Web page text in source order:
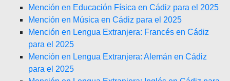
Mención en Educación Física en Cádiz para el 2025
Mención en Música en Cádiz para el 2025
Mención en Lengua Extranjera: Francés en Cádiz
para el 2025
Mención en Lengua Extranjera: Alemán en Cádiz
para el 2025